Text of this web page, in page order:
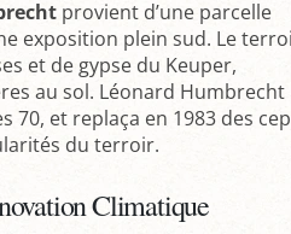
provient d’une parcelle
exposition plein sud. Le
et de gypse du Keuper,
au sol. Léonard Humbrecht
70, et replaça en 1983 des
du terroir.
Climatique